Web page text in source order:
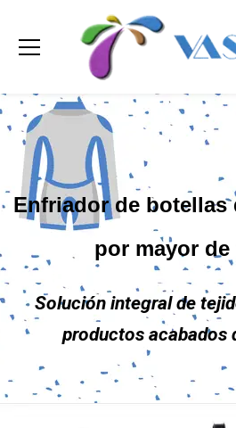
Enfriador de botellas
por mayor de
Solución integral de
productos acabados